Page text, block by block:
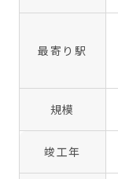
最寄り駅
規模
竣工年